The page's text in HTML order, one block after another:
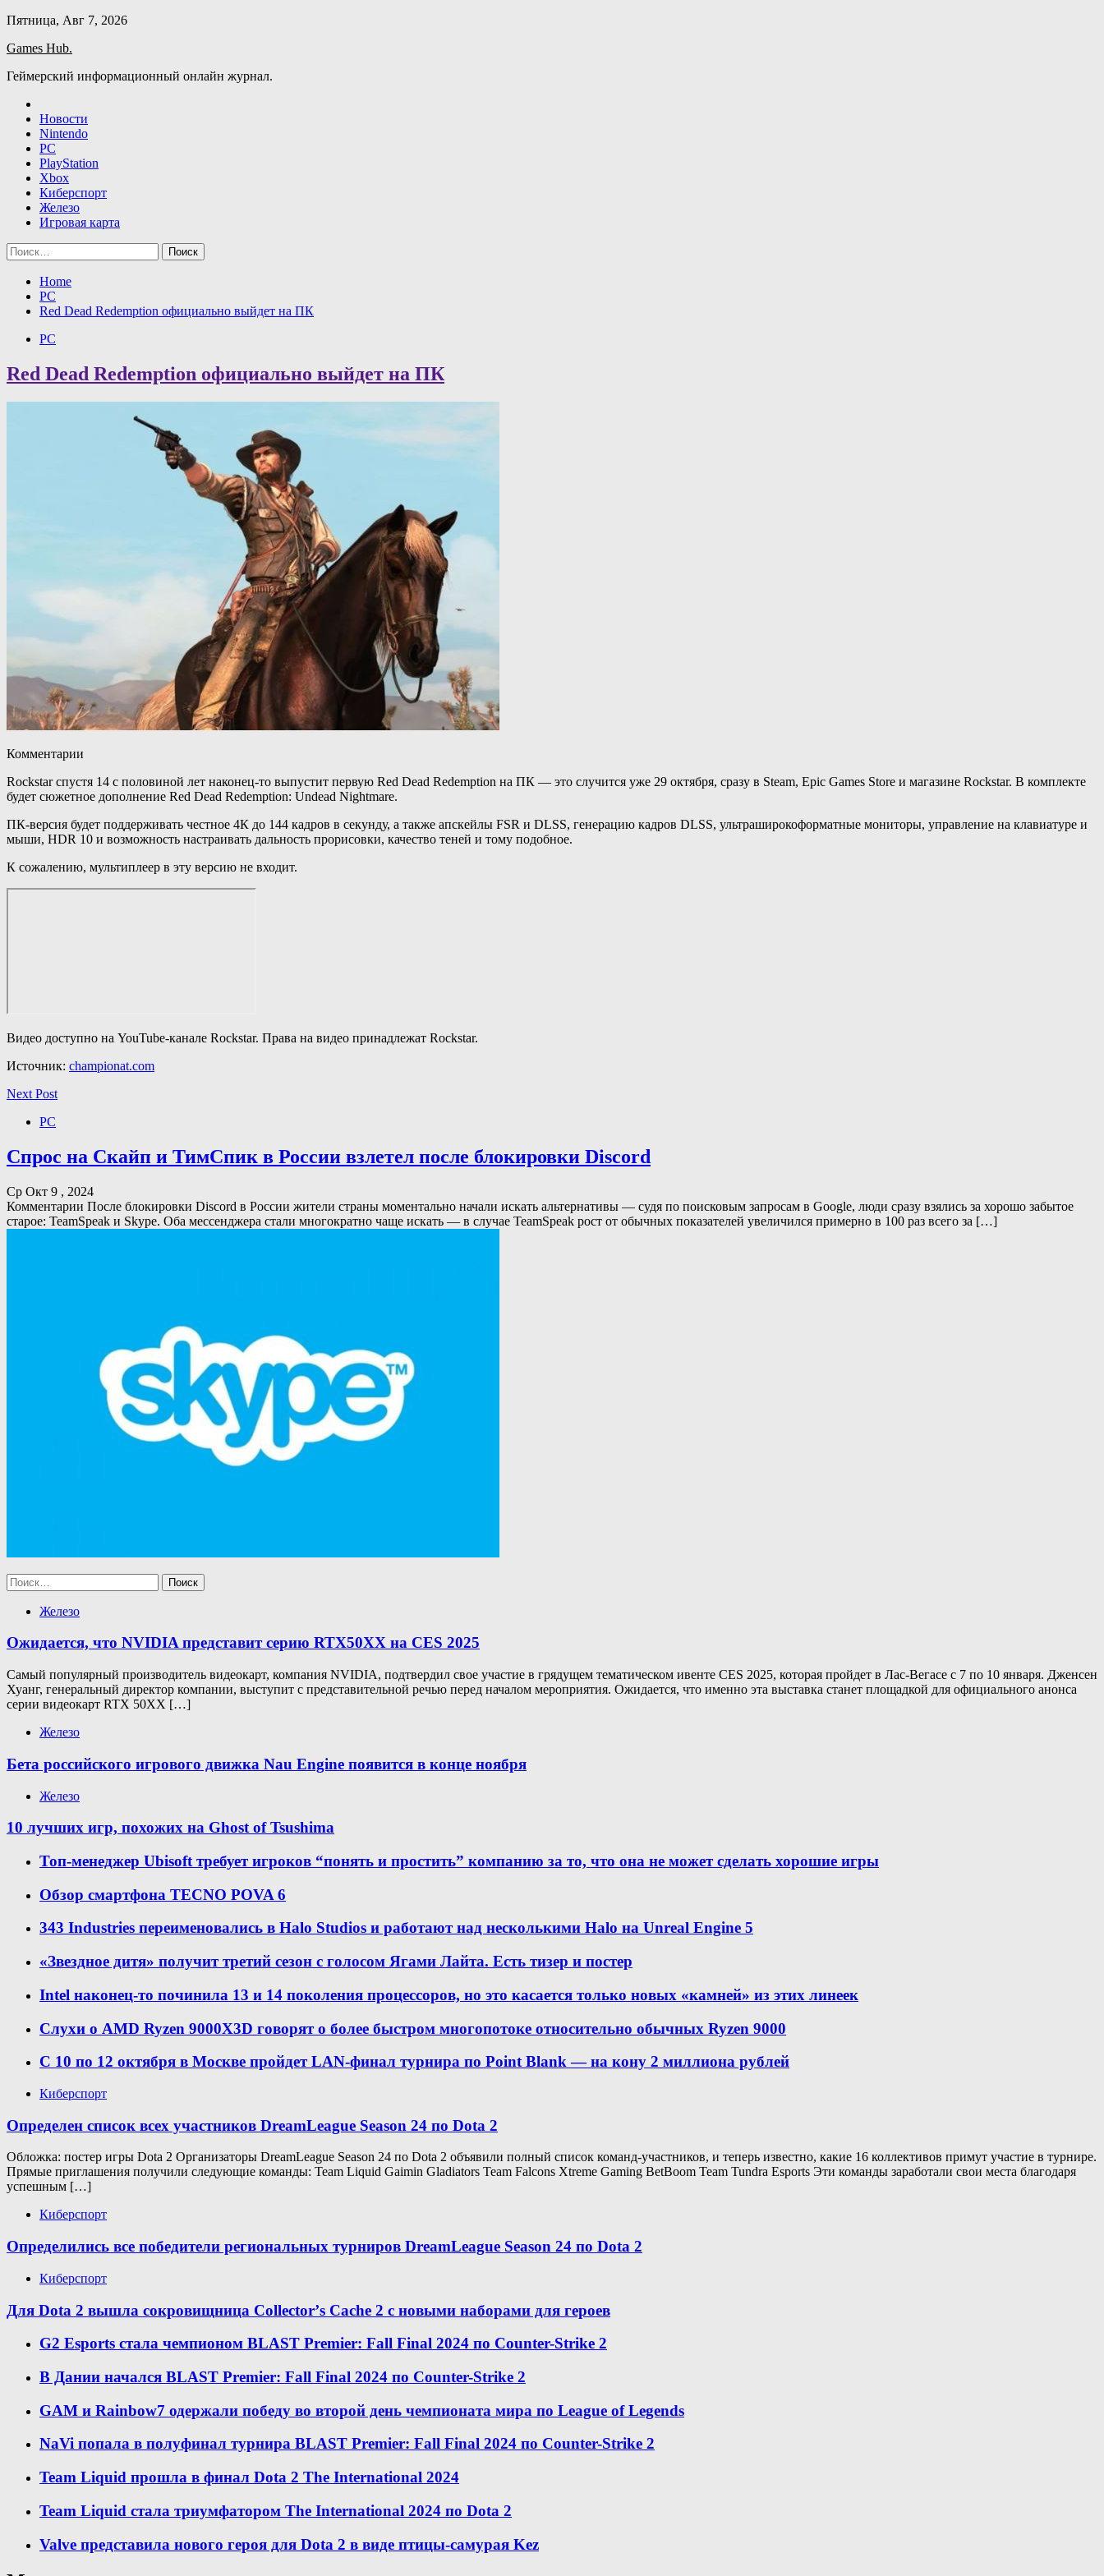
Skip
content
Пятница, Авг 7, 2026
Games Hub.
Геймерский информационный онлайн журнал.
Новости
Nintendo
PC
PlayStation
Xbox
Киберспорт
Железо
Игровая карта
Найти:
Home
PC
Red Dead Redemption официально выйдет на ПК
PC
Red Dead Redemption официально выйдет на ПК
Комментарии
Rockstar спустя 14 с половиной лет наконец-то выпустит первую Red Dead Redemption на ПК — это случится уже 29 октября, сразу в Steam, Epic Games Store и магазине Rockstar. В комплекте
будет сюжетное дополнение Red Dead Redemption: Undead Nightmare.
ПК-версия будет поддерживать честное 4К до 144 кадров в секунду, а также апскейлы FSR и DLSS, генерацию кадров DLSS, ультраширокоформатные мониторы, управление на клавиатуре и
мыши, HDR 10 и возможность настраивать дальность прорисовки, качество теней и тому подобное.
К сожалению, мультиплеер в эту версию не входит.
Видео доступно на YouTube-канале Rockstar. Права на видео принадлежат Rockstar.
Источник: championat.com
Next Post
PC
Спрос на Скайп и ТимСпик в России взлетел после блокировки Discord
Ср Окт 9 , 2024
Комментарии После блокировки Discord в России жители страны моментально начали искать альтернативы — судя по поисковым запросам в Google, люди сразу взялись за хорошо забытое
старое: TeamSpeak и Skype. Оба мессенджера стали многократно чаще искать — в случае TeamSpeak рост от обычных показателей увеличился примерно в 100 раз всего за […]
Найти:
Железо
Ожидается, что NVIDIA представит серию RTX50XX на CES 2025
Самый популярный производитель видеокарт, компания NVIDIA, подтвердил свое участие в грядущем тематическом ивенте CES 2025, которая пройдет в Лас-Вегасе с 7 по 10 января. Дженсен
Хуанг, генеральный директор компании, выступит с представительной речью перед началом мероприятия. Ожидается, что именно эта выставка станет площадкой для официального анонса
серии видеокарт RTX 50XX […]
Железо
Бета российского игрового движка Nau Engine появится в конце ноября
Железо
10 лучших игр, похожих на Ghost of Tsushima
Топ-менеджер Ubisoft требует игроков “понять и простить” компанию за то, что она не может сделать хорошие игры
Обзор смартфона TECNO POVA 6
343 Industries переименовались в Halo Studios и работают над несколькими Halo на Unreal Engine 5
«Звездное дитя» получит третий сезон с голосом Ягами Лайта. Есть тизер и постер
Intel наконец-то починила 13 и 14 поколения процессоров, но это касается только новых «камней» из этих линеек
Слухи о AMD Ryzen 9000X3D говорят о более быстром многопотоке относительно обычных Ryzen 9000
С 10 по 12 октября в Москве пройдет LAN-финал турнира по Point Blank — на кону 2 миллиона рублей
Киберспорт
Определен список всех участников DreamLeague Season 24 по Dota 2
Обложка: постер игры Dota 2 Организаторы DreamLeague Season 24 по Dota 2 объявили полный список команд-участников, и теперь известно, какие 16 коллективов примут участие в турнире.
Прямые приглашения получили следующие команды: Team Liquid Gaimin Gladiators Team Falcons Xtreme Gaming BetBoom Team Tundra Esports Эти команды заработали свои места благодаря
успешным […]
Киберспорт
Определились все победители региональных турниров DreamLeague Season 24 по Dota 2
Киберспорт
Для Dota 2 вышла сокровищница Collectorʼs Cache 2 с новыми наборами для героев
G2 Esports стала чемпионом BLAST Premier: Fall Final 2024 по Counter-Strike 2
В Дании начался BLAST Premier: Fall Final 2024 по Counter-Strike 2
GAM и Rainbow7 одержали победу во второй день чемпионата мира по League of Legends
NaVi попала в полуфинал турнира BLAST Premier: Fall Final 2024 по Counter-Strike 2
Team Liquid прошла в финал Dota 2 The International 2024
Team Liquid стала триумфатором The International 2024 по Dota 2
Valve представила нового героя для Dota 2 в виде птицы-самурая Kez